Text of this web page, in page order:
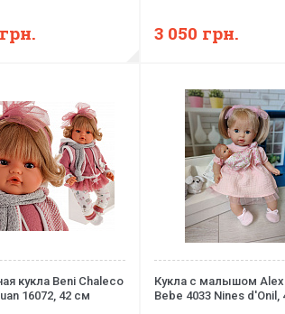
грн. 3 050 грн.
кукла Beni Chaleco
16072, 42 см
Кукла с малышом
Bebe 4033 Nines d'Onil,